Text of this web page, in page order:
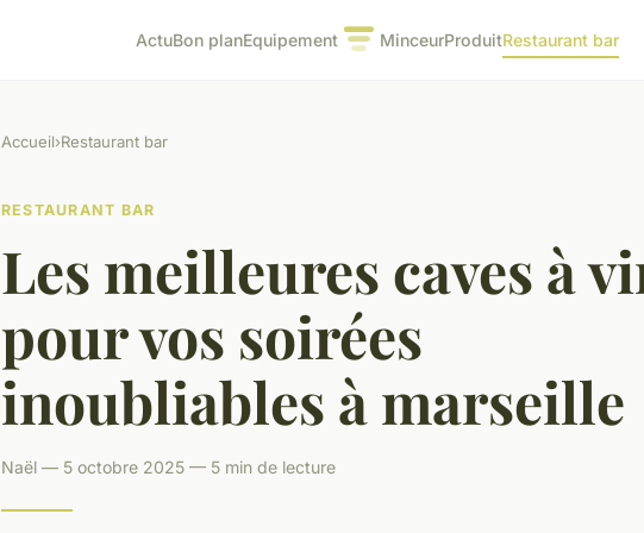
ActuBon planEquipement MinceurProduitRestaurant bar
Accueil›Restaurant bar
RESTAURANT BAR
Les meilleures caves à
pour vos soirées
inoubliables à marseille
Naël — 5 octobre 2025 — 5 min de lecture